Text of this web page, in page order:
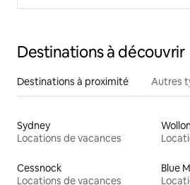
Destinations à découvrir
Destinations à proximité Autres
Sydney
Locations de vacances
Cessnock
Locations de vacances
Blue